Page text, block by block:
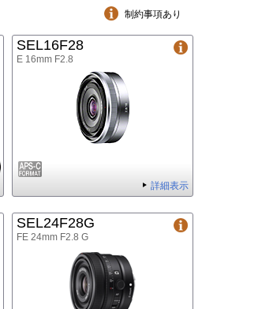
制約事項あり
SEL16F28
E 16mm F2.8
詳細表示
SEL24F28G
FE 24mm F2.8 G